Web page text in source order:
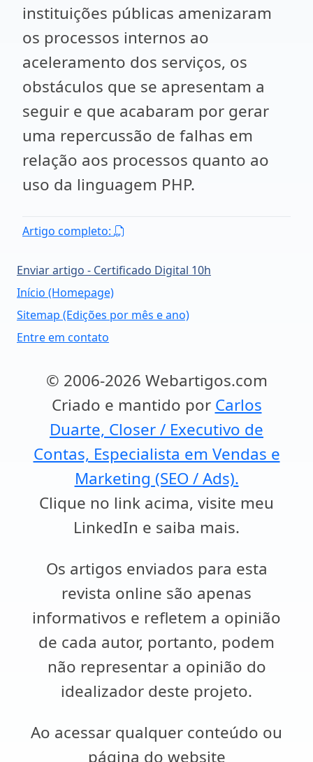
instituições públicas amenizaram
os processos internos ao
aceleramento dos serviços, os
obstáculos que se apresentam a
seguir e que acabaram por gerar
uma repercussão de falhas em
relação aos processos quanto ao
uso da linguagem PHP.
Artigo completo:
Enviar artigo - Certificado Digital 10h
Início (Homepage)
Sitemap (Edições por mês e ano)
Entre em contato
© 2006-2026 Webartigos.com
Criado e mantido por Carlos
Duarte, Closer / Executivo de
Contas, Especialista em Vendas e
Marketing (SEO / Ads).
Clique no link acima, visite meu
LinkedIn e saiba mais.
Os artigos enviados para esta
revista online são apenas
informativos e refletem a opinião
de cada autor, portanto, podem
não representar a opinião do
idealizador deste projeto.
Ao acessar qualquer conteúdo ou
página do website